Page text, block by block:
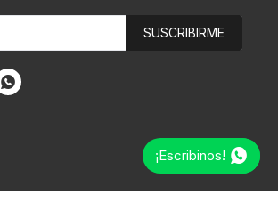
SUSCRIBIRME

¡Escribinos!